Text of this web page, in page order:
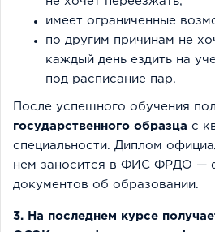
имеет ограниченные
по другим причинам не
каждый день ездить на
под расписание пар.
После успешного обучения
государственного образца с
специальности. Диплом
нем заносится в ФИС ФРДО —
документов об образовании.
3. На последнем курсе